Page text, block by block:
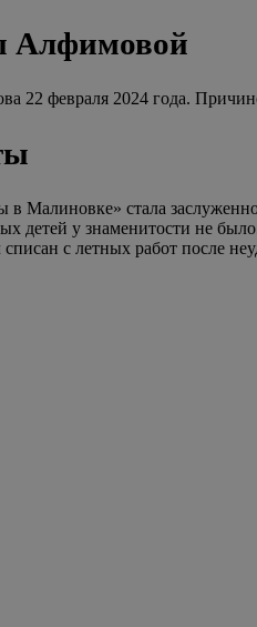
Алфимовой
22 февраля 2024 года.
в Малиновке» стала
детей у знаменитости не
с летных работ после